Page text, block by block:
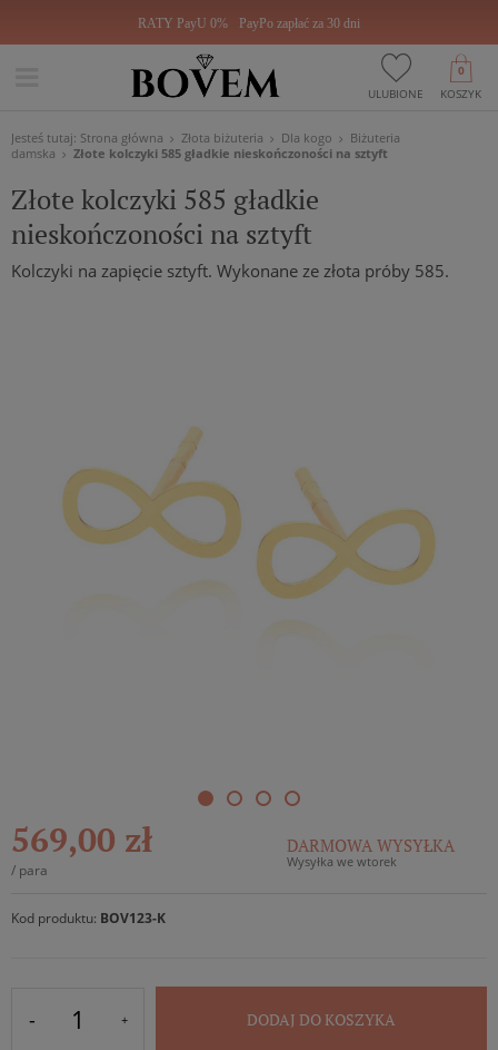
RATY PayU 0% PayPo zapłać za 30 dni
ULUBIONE KOSZYK
0
Jesteś tutaj: Strona główna Złota biżuteria Dla kogo
Biżuteria
damska
Złote kolczyki 585 gładkie nieskończoności na sztyft
Złote kolczyki 585 gładkie
nieskończoności na sztyft
Kolczyki na zapięcie sztyft. Wykonane ze złota próby 585.
569,00 zł
/ para
DARMOWA WYSYŁKA
Wysyłka we wtorek
Kod produktu: BOV123-K
DODAJ DO KOSZYKA